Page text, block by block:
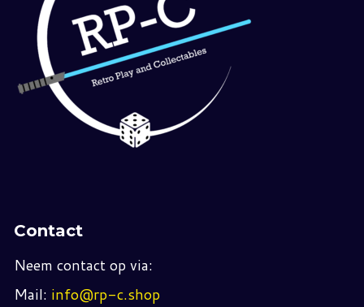
Contact
Neem contact op via:
Mail: info@rp-c.shop